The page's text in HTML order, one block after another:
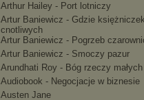
Arthur Hailey - Port lotniczy
Artur Baniewicz - Gdzie
cnotliwych
Artur Baniewicz - Pogrzeb
Artur Baniewicz - Smoczy pazur
Arundhati Roy - Bóg rzeczy małych
Audiobook - Negocjacje w biznesie
Austen Jane